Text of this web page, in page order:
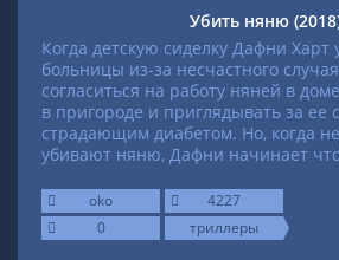
Убить няню
Когда детскую сиделку Дафни Харт
больницы из-за несчастного
согласиться на работу няней в
в пригороде и приглядывать за ее
страдающим диабетом. Но, когда
убивают няню, Дафни начинает
oko
4227
0
триллеры